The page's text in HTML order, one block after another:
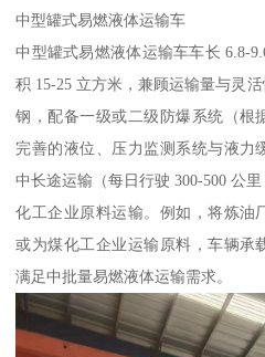
中型罐式易燃液体运输车​
中型罐式易燃液体运输车车长 6.8-
积 15-25 立方米，兼顾运输量与灵
钢，配备一级或二级防爆系统（根
完善的液位、压力监测系统与液力
中长途运输（每日行驶 300-500 公
化工企业原料运输。例如，将炼油
或为煤化工企业运输原料，车辆承
满足中批量易燃液体运输需求。​